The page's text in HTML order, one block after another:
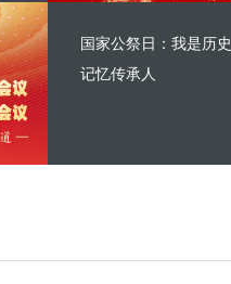
国家公祭日：我是历史
记忆传承人